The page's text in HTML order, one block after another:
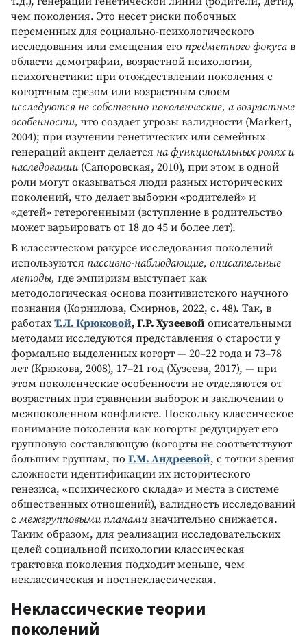
чем поколения. Это несет риски побочных
переменных для социально-психологического
исследования или смещения его предметного фокусав
области демографии, возрастной психологии,
психогенетики: при отождествлении поколения с
когортным срезом или возрастным слоем
исследуются не собственно поколенческие, а возрастные
особенности, что создает угрозы валидности (Markert,
2004); при изучении генетических или семейных
генераций акцент делается на функциональных ролях и
наследовании (Сапоровская, 2010), при этом в одной
роли могут оказываться люди разных исторических
поколений, что делает выборки «родителей» и
«детей» гетерогенными (вступление в родительство
может варьировать от 18 до 45 и более лет).
В классическом ракурсе исследования поколений
используются пассивно-наблюдающие, описательные
методы, где эмпиризм выступает как
методологическая основа позитивистского научного
познания (Корнилова, Смирнов, 2022, с. 48). Так, в
работахТ.Л. Крюковой, Г.Р. Хузеевой описательными
методами исследуются представления о старости у
формально выделенных когорт — 20–22 года и 73–78
лет (Крюкова, 2008), 17–21 год (Хузеева, 2017), — при
этом поколенческие особенности не отделяются от
возрастных при сравнении выборок и заключении о
межпоколенном конфликте. Поскольку классическое
понимание поколения как когорты редуцирует его
групповую составляющую (когорты не соответствуют
большим группам, по Г.М. Андреевой, с точки зрения
сложности идентификации их исторического
генезиса, «психического склада» и места в системе
общественных отношений), валидность исследований
с межгрупповыми планамизначительно снижается.
Таким образом, для реализации исследовательских
целей социальной психологии классическая
трактовка поколения подходит меньше, чем
неклассическая и постнеклассическая.
Неклассические теории
поколений